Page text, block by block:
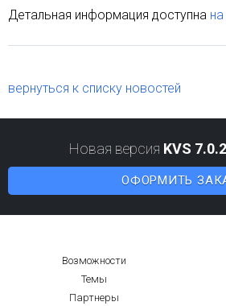
Детальная информация доступна
вернуться к списку новостей
Новая версия KVS 7.0.2
ОФОРМИТЬ
Возможности
Темы
Партнеры